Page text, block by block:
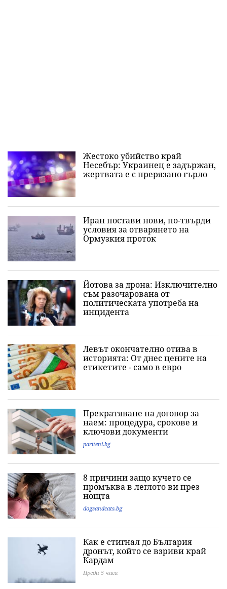
Жестоко убийство край
Несебър: Украинец е задържан,
жертвата е с прерязано гърло
Иран постави нови, по-твърди
условия за отварянето на
Ормузкия проток
Йотова за дрона: Изключително
съм разочарована от
политическата употреба на
инцидента
Левът окончателно отива в
историята: Oт днес цените на
етикетите - само в евро
Прекратяване на договор за
наем: процедура, срокове и
ключови документи
pariteni.bg
8 причини защо кучето се
промъква в леглото ви през
нощта
dogsandcats.bg
Как е стигнал до България
дронът, който се взриви край
Кардам
Преди 5 часа